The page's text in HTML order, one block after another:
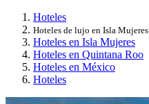
Hoteles
Hoteles de lujo en Isla Mujeres
Hoteles en Isla Mujeres
Hoteles en Quintana Roo
Hoteles en México
Hoteles